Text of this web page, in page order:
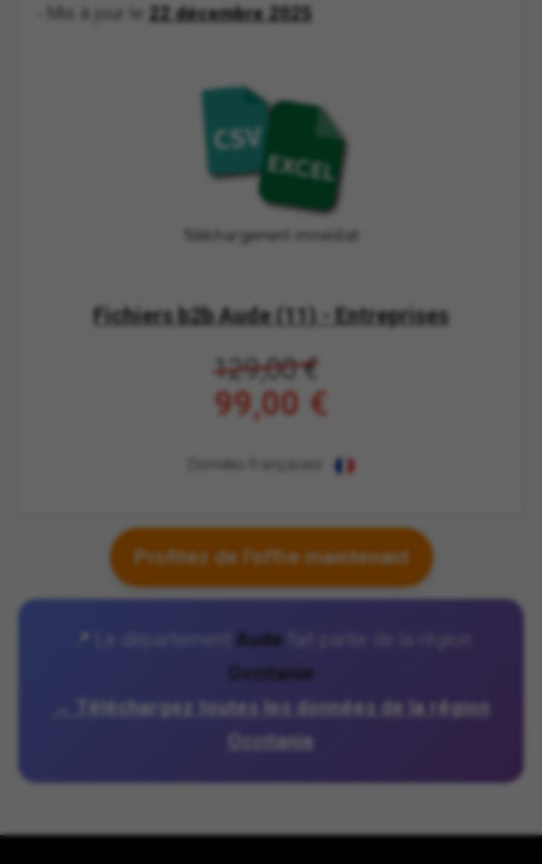
- Mis à jour le 22 décembre 2025
Téléchargement immédiat
Fichiers b2b Aude (11) - Entreprises
129,00 €
99,00 €
Profitez de l'offre maintenant
📍 Le département Aude
Occitanie
→ Téléchargez toutes les données de la région
Occitanie